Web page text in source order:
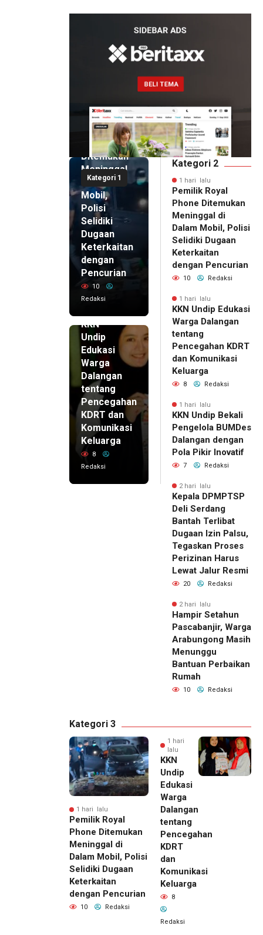
Kategori 1
1 hari lalu
Pemilik
Royal
Phone
Ditemukan
Meninggal
di Dalam
Mobil,
Polisi
Selidiki
Dugaan
Keterkaitan
dengan
Pencurian
10
Redaksi
KKN
Undip
Edukasi
Warga
Dalangan
tentang
Pencegahan
KDRT dan
Komunikasi
Keluarga
8
Redaksi
Kategori 2
1 hari lalu
Pemilik Royal
Phone Ditemukan
Meninggal di
Dalam Mobil, Polisi
Selidiki Dugaan
Keterkaitan
dengan Pencurian
10 Redaksi
1 hari lalu
KKN Undip Edukasi
Warga Dalangan
tentang
Pencegahan KDRT
dan Komunikasi
Keluarga
8 Redaksi
1 hari lalu
KKN Undip Bekali
Pengelola BUMDes
Dalangan dengan
Pola Pikir Inovatif
7 Redaksi
2 hari lalu
Kepala DPMPTSP
Deli Serdang
Bantah Terlibat
Dugaan Izin Palsu,
Tegaskan Proses
Perizinan Harus
Lewat Jalur Resmi
20 Redaksi
2 hari lalu
Hampir Setahun
Pascabanjir, Warga
Arabungong Masih
Menunggu
Bantuan Perbaikan
Rumah
10 Redaksi
Kategori 3
1 hari lalu
Pemilik Royal
Phone Ditemukan
Meninggal di
Dalam Mobil, Polisi
Selidiki Dugaan
Keterkaitan
dengan Pencurian
10 Redaksi
1 hari
lalu
KKN
Undip
Edukasi
Warga
Dalangan
tentang
Pencegahan
KDRT
dan
Komunikasi
Keluarga
8
Redaksi